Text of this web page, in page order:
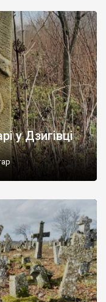
лікарню. Коли із
у Дзигівці